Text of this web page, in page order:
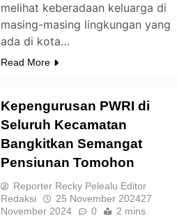
melihat keberadaan keluarga di
masing-masing lingkungan yang
ada di kota…
Read More
Kepengurusan PWRI di
Seluruh Kecamatan
Bangkitkan Semangat
Pensiunan Tomohon
Reporter Recky Pelealu Editor
Redaksi
25 November 202427
November 2024
0 2 mins